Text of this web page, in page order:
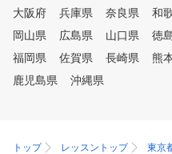
大阪府
兵庫県 奈良県 和
岡山県
広島県 山口県 徳
福岡県
佐賀県 長崎県 熊
鹿児島県
沖縄県
トップ レッスントップ 東京